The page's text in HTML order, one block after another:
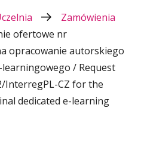
Zamówienia
ofertowe nr
opracowanie autorskiego
/ Request
InterregPL-CZ for the
dedicated e-learning